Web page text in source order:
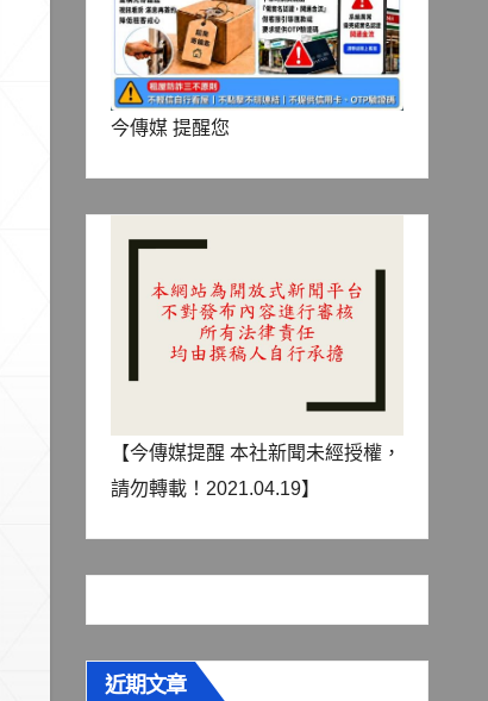
今傳媒 提醒您
【今傳媒提醒 本社新聞未經授權，
請勿轉載！2021.04.19】
近期文章